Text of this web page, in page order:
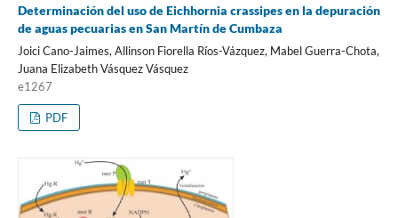
Determinación del uso de Eichhornia crassipes en la depuración
de aguas pecuarias en San Martín de Cumbaza
Joici Cano-Jaimes, Allinson Fiorella Ríos-Vázquez, Mabel Guerra-Chota,
Juana Elizabeth Vásquez Vásquez
e1267
PDF